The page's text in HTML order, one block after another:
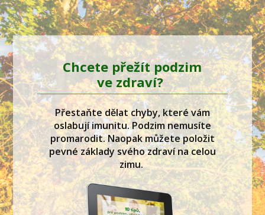
Chcete přežít podzim
ve zdraví?
Přestaňte dělat chyby, které vám
oslabují imunitu. Podzim nemusíte
promarodit. Naopak můžete položit
pevné základy svého zdraví na celou
zimu.